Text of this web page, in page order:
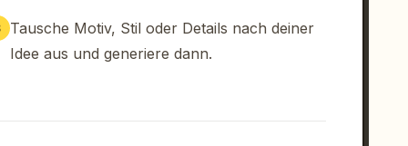
Tausche Motiv, Stil oder Details nach deiner
Idee aus und generiere dann.